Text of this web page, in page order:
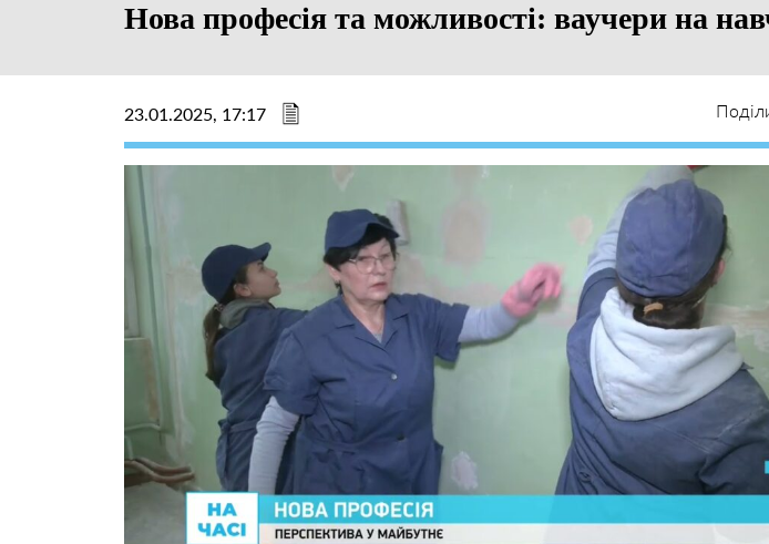
Нова професія та можливості: ваучери на
23.01.2025, 17:17